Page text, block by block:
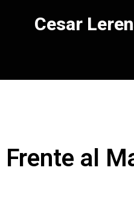
Cesar
Frente al